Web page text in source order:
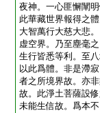
夜神。一心匪懈闡
此華藏世界報得之
大智萬行大慈大悲
虚空界。乃至塵毫
生行皆悉等利。至
以此爲體。非是滯
者之所境界故。亦
故。此淨土菩薩設
未能生信故。爲本